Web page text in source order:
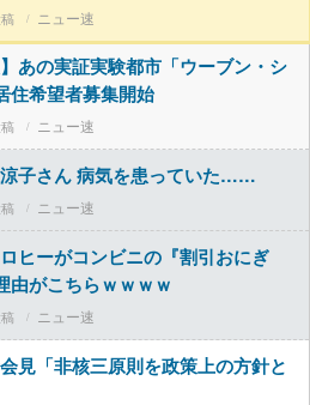
ニュー速
】あの実証実験都市「ウーブン・シ
住希望者募集開始
ニュー速
涼子さん 病気を患っていた……
ニュー速
ロヒーがコンビニの『割引おにぎ
由がこちらｗｗｗｗ
ニュー速
見「非核三原則を政策上の方針と